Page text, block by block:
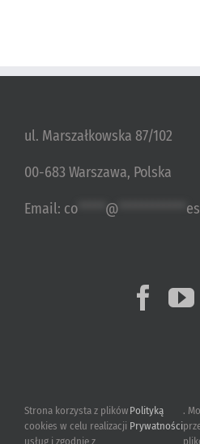
ul. Marszałkowska 87/102
00-683 Warszawa, Polska
Email: co @
Strona korzysta z plików
cookies w celu realizacji
usług i zgodnie z
Polityką
Prywatności
.